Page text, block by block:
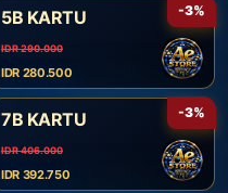
-3%
5B KARTU
IDR 290.000
IDR 280.500
-3%
7B KARTU
IDR 406.000
IDR 392.750